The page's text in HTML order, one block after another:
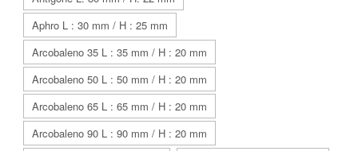
Aphro L : 30 mm / H : 25 mm
Arcobaleno 35 L : 35 mm / H : 20 mm
Arcobaleno 50 L : 50 mm / H : 20 mm
Arcobaleno 65 L : 65 mm / H : 20 mm
Arcobaleno 90 L : 90 mm / H : 20 mm